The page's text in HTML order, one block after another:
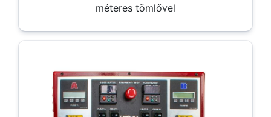
méteres tömlővel